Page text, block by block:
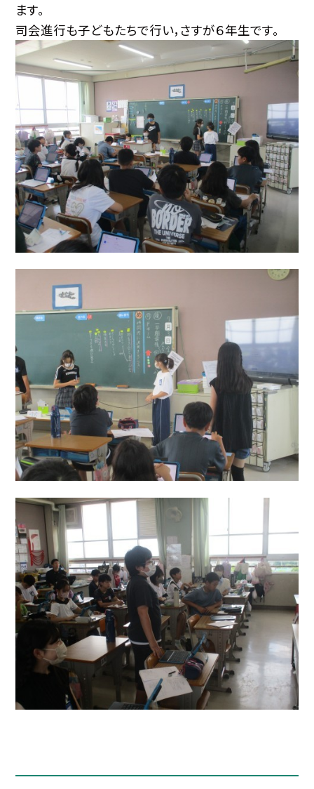
ます。
司会進行も子どもたちで行い，さすが６年生です。